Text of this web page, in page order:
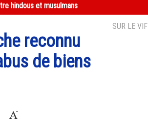
hindous et musulmans
SUR LE VIF
reconnu
de biens